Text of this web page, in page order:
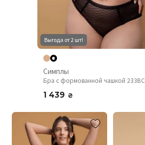
Выгода от 2 шт!
Симплы
Бра с формованной чашкой 233BC
1 439 ₴